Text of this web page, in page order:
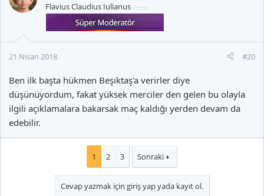
Flavius Claudius Iulianus
21 Nisan 2018 #20
Ben ilk başta hükmen Beşiktaş'a verirler diye
düşünüyordum, fakat yüksek merciler den gelen bu olayla
ilgili açıklamalara bakarsak maç kaldığı yerden devam da
edebilir.
1 2 3 Sonraki
Cevap yazmak için giriş yap yada kayıt ol.